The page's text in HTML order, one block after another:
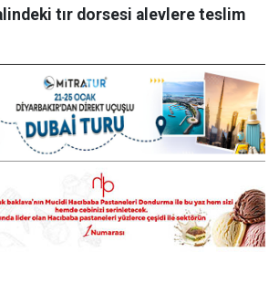
tır dorsesi alevlere teslim